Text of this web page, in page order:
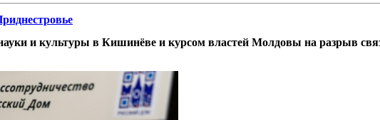
и культуры в Кишинёве и курсом властей Молдовы на разрыв